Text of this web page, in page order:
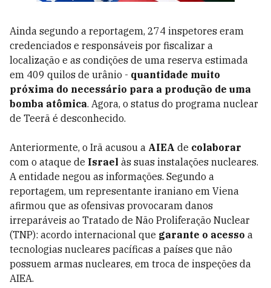
Ainda segundo a reportagem, 274 inspetores eram
credenciados e responsáveis por fiscalizar a
localização e as condições de uma reserva estimada
em 409 quilos de urânio - quantidade muito
próxima do necessário para a produção de uma
bomba atômica. Agora, o status do programa nuclear
de Teerã é desconhecido.
Anteriormente, o Irã acusou a AIEA de colaborar
com o ataque de Israel às suas instalações nucleares.
A entidade negou as informações. Segundo a
reportagem, um representante iraniano em Viena
afirmou que as ofensivas provocaram danos
irreparáveis ao Tratado de Não Proliferação Nuclear
(TNP): acordo internacional que garante o acesso a
tecnologias nucleares pacíficas a países que não
possuem armas nucleares, em troca de inspeções da
AIEA.